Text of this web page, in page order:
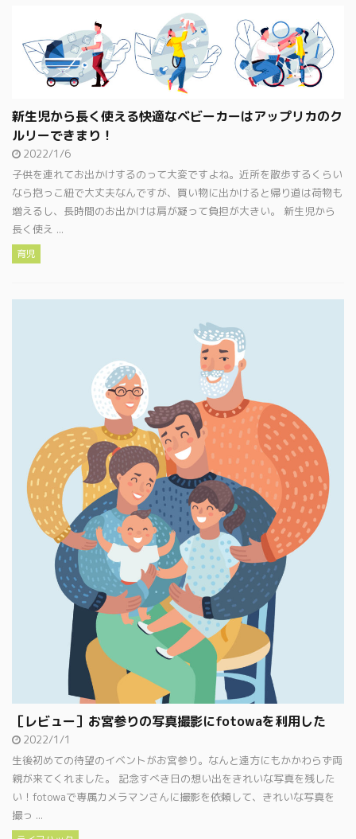
新生児から長く使える快適なベビーカーはアップリカのク
ルリーできまり！
2022/1/6
子供を連れてお出かけするのって大変ですよね。近所を散歩するくらい
なら抱っこ紐で大丈夫なんですが、買い物に出かけると帰り道は荷物も
増えるし、長時間のお出かけは肩が凝って負担が大きい。 新生児から
長く使え ...
育児
［レビュー］お宮参りの写真撮影にfotowaを利用した
2022/1/1
生後初めての待望のイベントがお宮参り。なんと遠方にもかかわらず両
親が来てくれました。 記念すべき日の想い出をきれいな写真を残した
い！fotowaで専属カメラマンさんに撮影を依頼して、きれいな写真を
撮っ ...